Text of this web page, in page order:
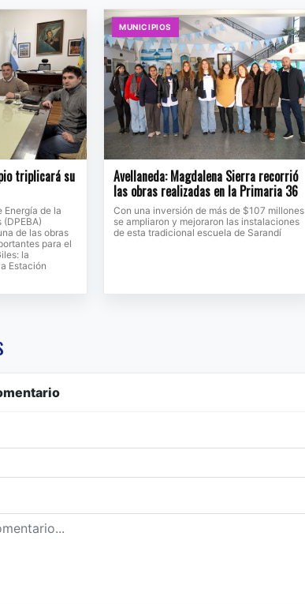
triplicará su
Energía de la
de las obras
para el
la
Estación
MUNICIPIOS
Avellaneda: Magdalena Sierra recorrió
las obras realizadas en la Primaria 36
Con una inversión de más de $107 millones
se ampliaron y mejoraron las instalaciones
de esta tradicional escuela de Sarandí